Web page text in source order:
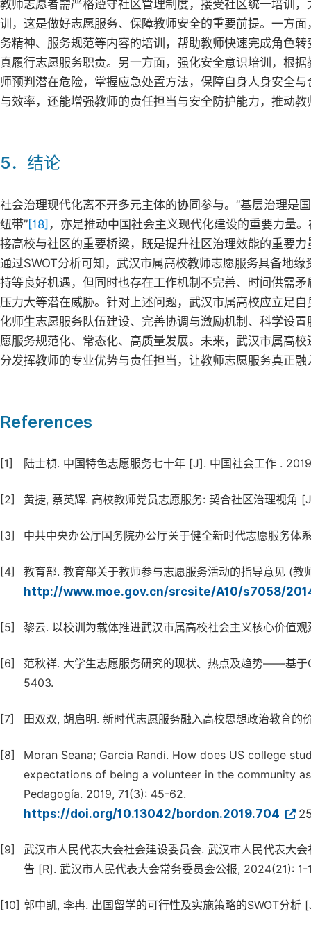
教师志愿者需严格遵守社区管理制度，接受社区统一培训
训，这是做好志愿服务、保障教师安全的重要前提。一方
务精神、服务规范等内容的培训，帮助教师快速完成角色
真履行志愿服务职责。另一方面，强化安全意识培训，根
师预判潜在危险，掌握应急处置方法，保障自身人身安全
与效率，还能增强教师的责任担当与安全防护能力，推动
5．结论
社会治理现代化离不开多元主体的协同参与。“基层治理是
纽带”[18] ，亦是推动中国社会主义现代化建设的重要力量
接高校与社区的重要桥梁，既是提升社区治理效能的重要
通过SWOT分析可知，武汉市属高校教师志愿服务具备地
持等良好机遇，但同时也存在工作机制不完善、时间供需
压力大等潜在威胁。针对上述问题，武汉市属高校应立足
化师生志愿服务队伍建设、完善协调与激励机制、科学设
愿服务规范化、常态化、高质量发展。未来，武汉市属高
分发挥教师的专业优势与责任担当，让教师志愿服务真正
References
[1] 陆士桢. 中国特色志愿服务七十年 [J]. 中国社会工作 .
[2] 黄捷, 蔡英辉. 高校教师党员志愿服务: 契合社区治理视角
[3] 中共中央办公厅国务院办公厅关于健全新时代志愿服务
[4] 教育部. 教育部关于教师参与志愿服务活动的指导意见
http://www.moe.gov.cn/srcsite/A10/s7058/
[5] 黎云. 以校训为载体推进武汉市属高校社会主义核心价值
[6]
范秋祥. 大学生志愿服务研究的现状、热点及趋势——基
5403.
[7] 田双双, 胡启明. 新时代志愿服务融入高校思想政治教育
[8]
Moran Seana; Garcia Randi. How does US college
expectations of being a volunteer in the community
Pedagogía. 2019, 71(3): 45-62.
https://doi.org/10.13042/bordon.2019.704
[9]
武汉市人民代表大会社会建设委员会. 武汉市人民代表大
告 [R]. 武汉市人民代表大会常务委员会公报, 2024(21): 1-
[10] 郭中凯, 李冉. 出国留学的可行性及实施策略的SWOT分